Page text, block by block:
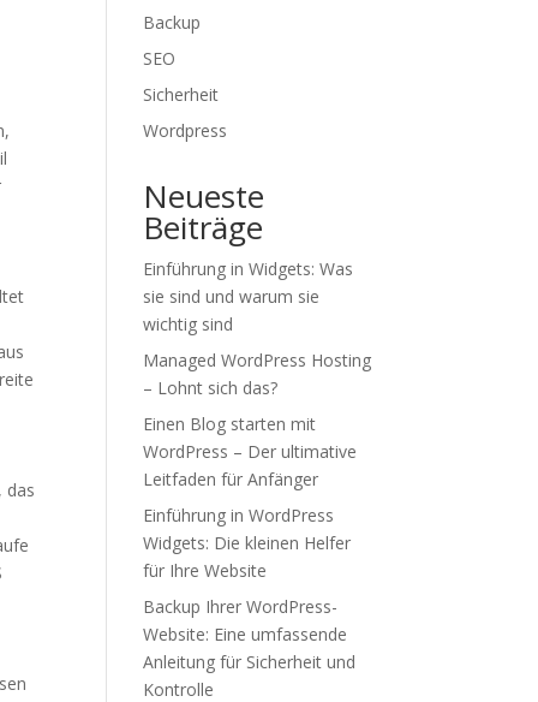
das
Backup
SEO
Sicherheit
Wordpress
Neueste
Beiträge
Einführung in Widgets: Was
sie sind und warum sie
wichtig sind
Managed WordPress Hosting
– Lohnt sich das?
Einen Blog starten mit
WordPress – Der ultimative
Leitfaden für Anfänger
Einführung in WordPress
Widgets: Die kleinen Helfer
für Ihre Website
Backup Ihrer WordPress-
Website: Eine umfassende
Anleitung für Sicherheit und
Kontrolle